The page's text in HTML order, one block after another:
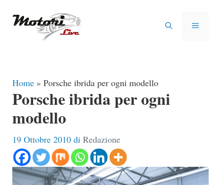
MENU
Home » Porsche ibrida per ogni modello
Porsche ibrida per ogni
modello
19 Ottobre 2010 di Redazione